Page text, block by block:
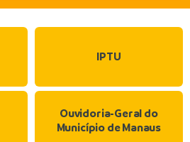
IPTU
Ouvidoria-Geral do
Município de Manaus